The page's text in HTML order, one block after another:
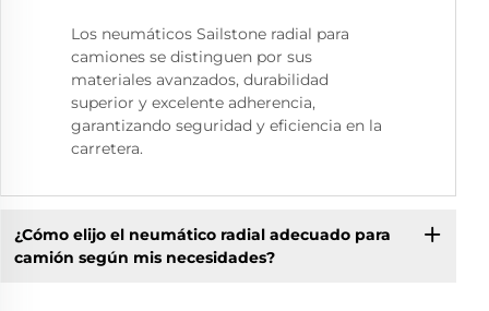
Los neumáticos Sailstone radial para
camiones se distinguen por sus
materiales avanzados, durabilidad
superior y excelente adherencia,
garantizando seguridad y eficiencia en la
carretera.
¿Cómo elijo el neumático radial adecuado para
camión según mis necesidades?